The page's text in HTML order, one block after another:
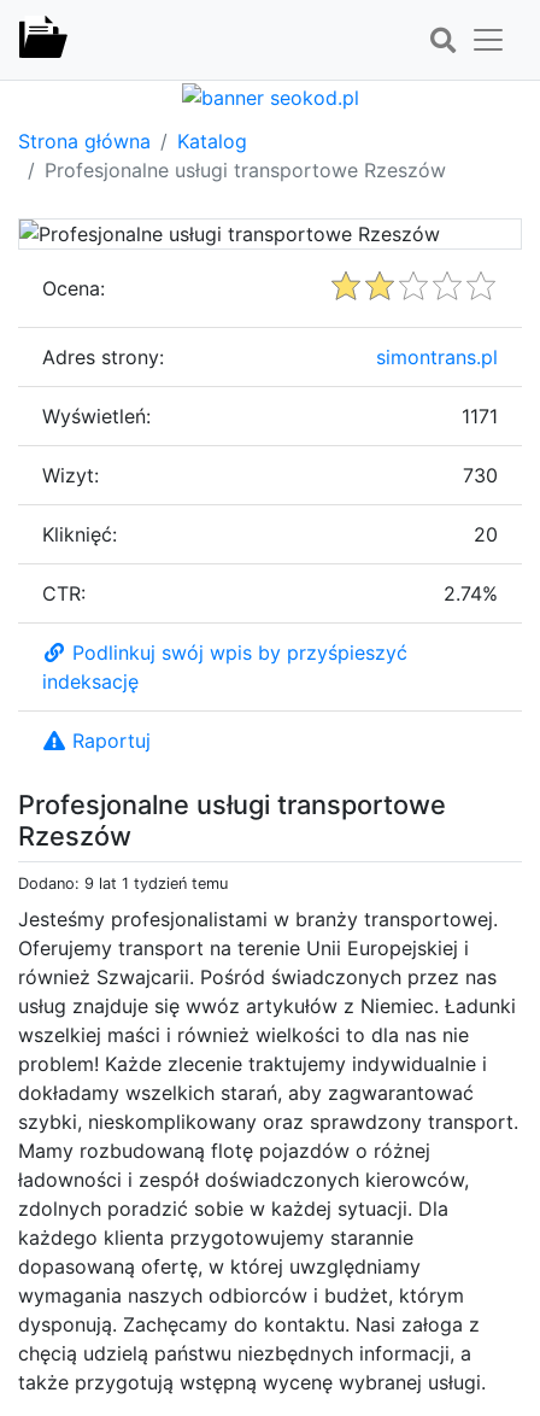
Strona główna
Katalog
Profesjonalne usługi transportowe Rzeszów
Profesjonalne usługi transportowe
Rzeszów
Dodano: 9 lat 1 tydzień temu
Jesteśmy profesjonalistami w branży transportowej.
Oferujemy transport na terenie Unii Europejskiej i
również Szwajcarii. Pośród świadczonych przez nas
usług znajduje się wwóz artykułów z Niemiec. Ładunki
wszelkiej maści i również wielkości to dla nas nie
problem! Każde zlecenie traktujemy indywidualnie i
dokładamy wszelkich starań, aby zagwarantować
szybki, nieskomplikowany oraz sprawdzony transport.
Mamy rozbudowaną flotę pojazdów o różnej
ładowności i zespół doświadczonych kierowców,
zdolnych poradzić sobie w każdej sytuacji. Dla
każdego klienta przygotowujemy starannie
dopasowaną ofertę, w której uwzględniamy
wymagania naszych odbiorców i budżet, którym
dysponują. Zachęcamy do kontaktu. Nasi załoga z
chęcią udzielą państwu niezbędnych informacji, a
także przygotują wstępną wycenę wybranej usługi.
Ocena:
Adres strony: simontrans.pl
Wyświetleń: 1171
Wizyt: 730
Kliknięć: 20
CTR: 2.74%
Podlinkuj swój wpis by przyśpieszyć
indeksację
Raportuj